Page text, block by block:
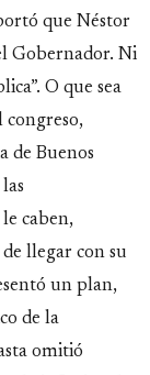
que Néstor
Gobernador. Ni
O que sea
congreso,
de Buenos
caben,
llegar con su
un plan,
de la
omitió